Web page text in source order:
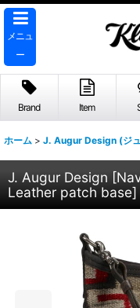
メニュ
ー
Brand Item
ホーム > J. Augur Design (ジ
J. Augur Design [
Leather patch base]